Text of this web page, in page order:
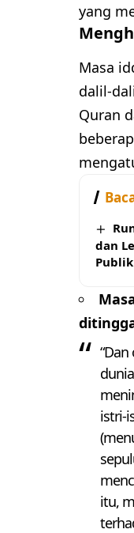
yang
Masa
dalil-
Quran
dan
Publik
istri-
itu,